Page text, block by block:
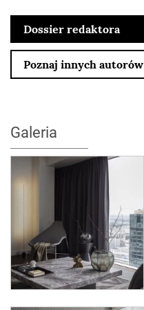
Dossier redaktora
Poznaj innych autorów
Galeria